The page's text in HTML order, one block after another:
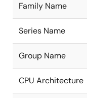
Family Name
Series Name
Group Name
CPU Architecture